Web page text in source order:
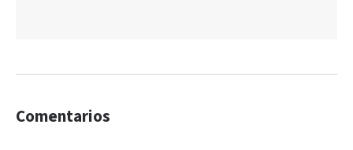
Comentarios